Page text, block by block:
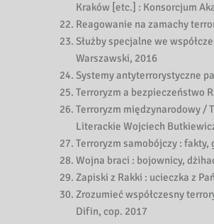
Kraków [etc.] : Konsorcjum
Reagowanie na zamachy
Służby specjalne we
Warszawski, 2016
Systemy antyterrorystyczne
Terroryzm a bezpieczeństwo
Terroryzm międzynarodowy /
Literackie Wojciech
Terroryzm samobójczy : fakty,
Wojna braci : bojownicy,
Zapiski z Rakki : ucieczka z
Zrozumieć współczesny
Difin, cop. 2017